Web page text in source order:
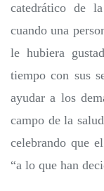
catedrático de
cuando una
le hubiera
tiempo con sus
ayudar a los
campo de la
celebrando que
“a lo que han